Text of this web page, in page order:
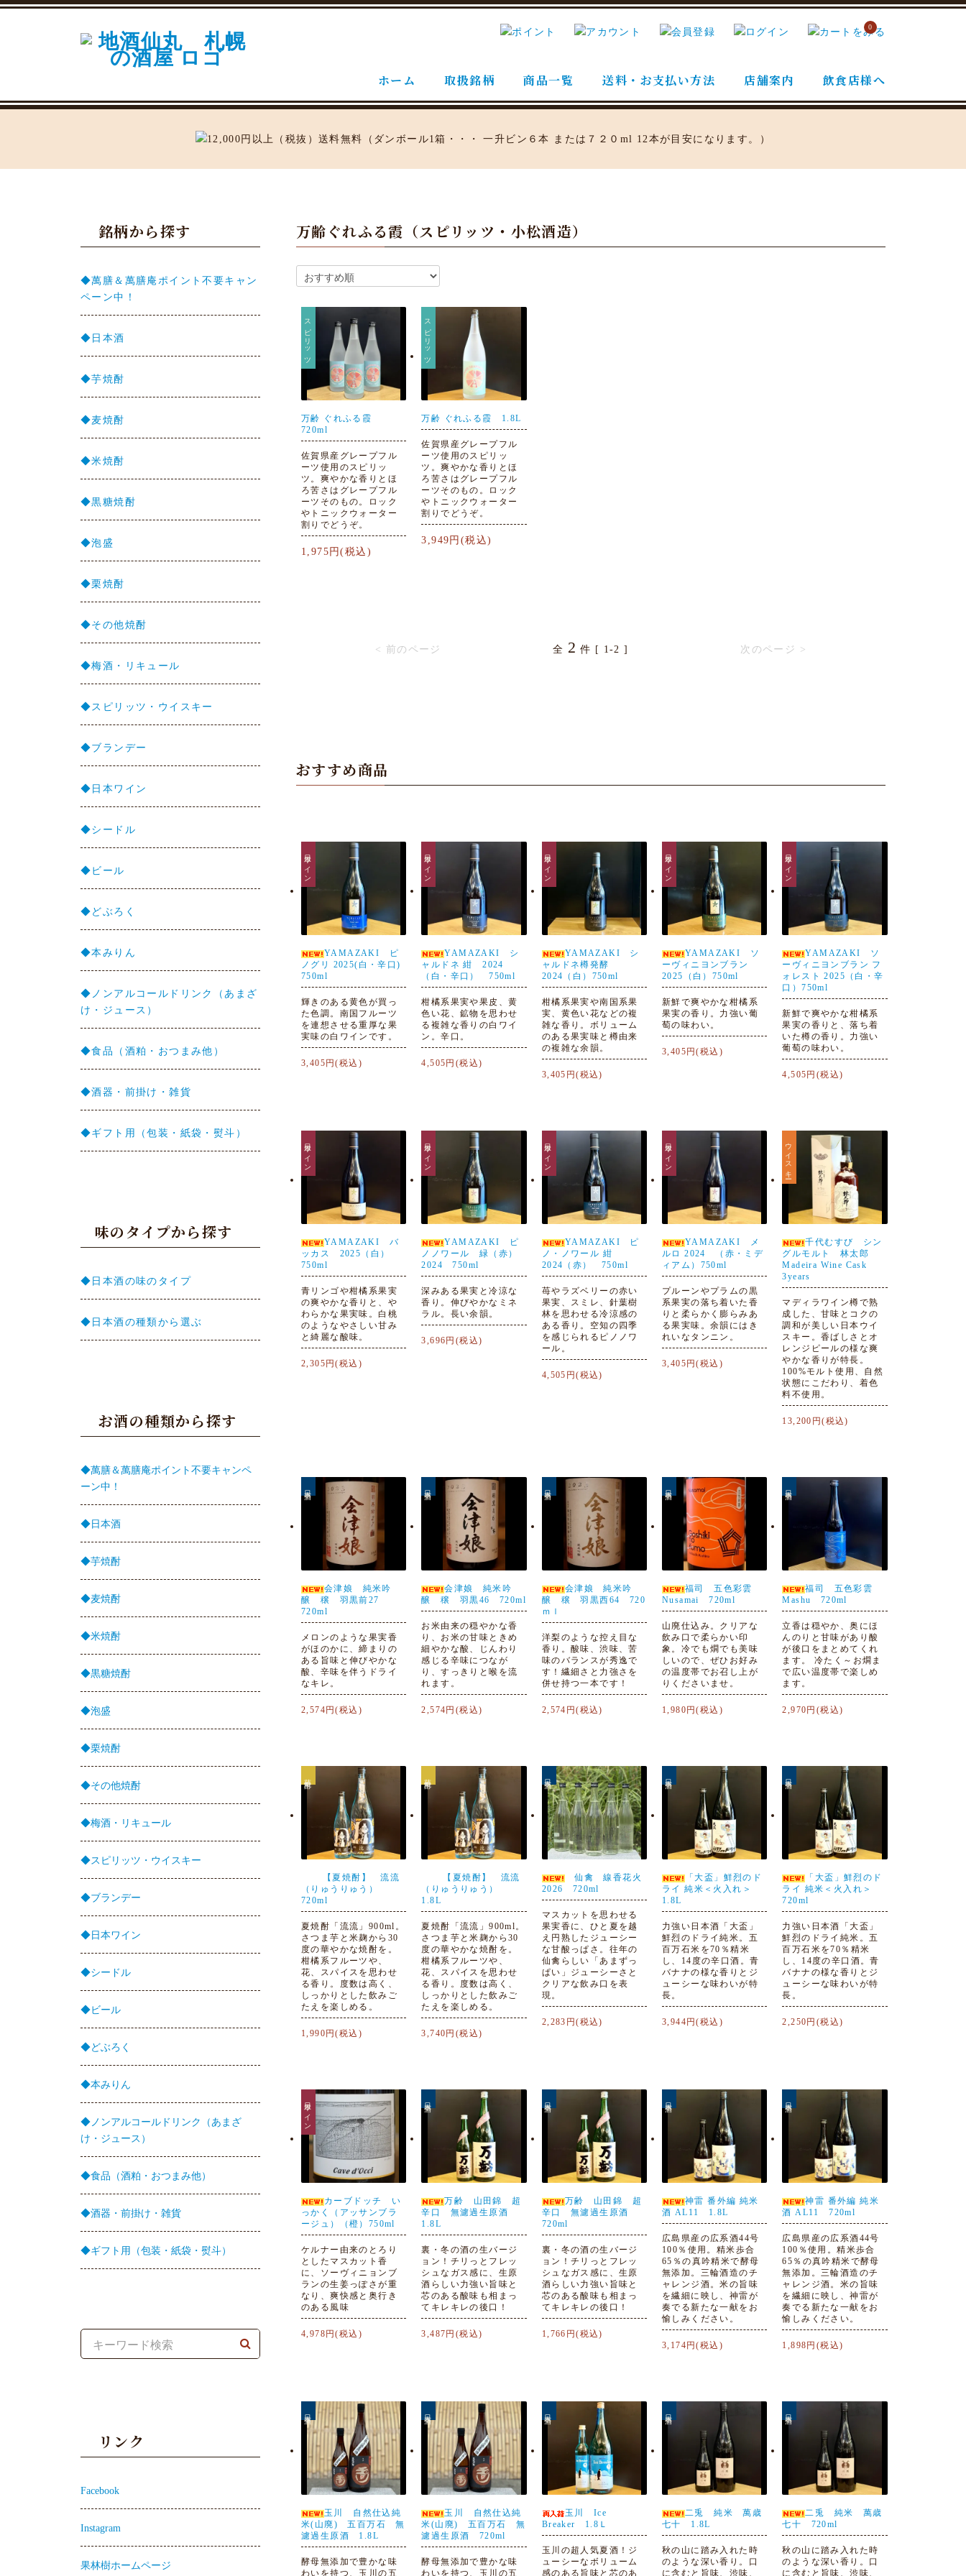
0
ホーム 取扱銘柄 商品一覧 送料・お支払い方法 店舗案内 飲食店様へ
銘柄から探す
◆萬膳＆萬膳庵ポイント不要キャン
ペーン中！
◆日本酒
◆芋焼酎
◆麦焼酎
◆米焼酎
◆黒糖焼酎
◆泡盛
◆栗焼酎
◆その他焼酎
◆梅酒・リキュール
◆スピリッツ・ウイスキー
◆ブランデー
◆日本ワイン
◆シードル
◆ビール
◆どぶろく
◆本みりん
◆ノンアルコールドリンク（あまざ
け・ジュース）
◆食品（酒粕・おつまみ他）
◆酒器・前掛け・雑貨
◆ギフト用（包装・紙袋・熨斗）
味のタイプから探す
◆日本酒の味のタイプ
◆日本酒の種類から選ぶ
お酒の種類から探す
◆萬膳＆萬膳庵ポイント不要キャンペ
ーン中！
◆日本酒
◆芋焼酎
◆麦焼酎
◆米焼酎
◆黒糖焼酎
◆泡盛
◆栗焼酎
◆その他焼酎
◆梅酒・リキュール
◆スピリッツ・ウイスキー
◆ブランデー
◆日本ワイン
◆シードル
◆ビール
◆どぶろく
◆本みりん
◆ノンアルコールドリンク（あまざ
け・ジュース）
◆食品（酒粕・おつまみ他）
◆酒器・前掛け・雑貨
◆ギフト用（包装・紙袋・熨斗）
リンク
Facebook
Instagram
果林樹ホームページ
万齢ぐれふる霞（スピリッツ・小松酒造）
スピリッツ
万齢 ぐれふる霞
720ml
佐賀県産グレープフル
ーツ使用のスピリッ
ツ。爽やかな香りとほ
ろ苦さはグレープフル
ーツそのもの。ロック
やトニックウォーター
割りでどうぞ。
1,975円(税込)
スピリッツ
万齢 ぐれふる霞 1.8L
佐賀県産グレープフル
ーツ使用のスピリッ
ツ。爽やかな香りとほ
ろ苦さはグレープフル
ーツそのもの。ロック
やトニックウォーター
割りでどうぞ。
3,949円(税込)
< 前のページ 次のページ >
全 2 件 [ 1-2 ]
おすすめ商品
日本ワイン
YAMAZAKI ピ
ノグリ 2025(白・辛口)
750ml
輝きのある黄色が買っ
た色調。南国フルーツ
を連想させる重厚な果
実味の白ワインです。
3,405円(税込)
日本ワイン
YAMAZAKI シ
ャルドネ 紺 2024
（白・辛口） 750ml
柑橘系果実や果皮、黄
色い花、鉱物を思わせ
る複雑な香りの白ワイ
ン。辛口。
4,505円(税込)
日本ワイン
YAMAZAKI シ
ャルドネ樽発酵
2024（白）750ml
柑橘系果実や南国系果
実、黄色い花などの複
雑な香り。ボリューム
のある果実味と樽由来
の複雑な余韻。
3,405円(税込)
日本ワイン
YAMAZAKI ソ
ーヴィニヨンブラン
2025（白）750ml
新鮮で爽やかな柑橘系
果実の香り。力強い葡
萄の味わい。
3,405円(税込)
日本ワイン
YAMAZAKI ソ
ーヴィニヨンブラン フ
ォレスト 2025（白・辛
口）750ml
新鮮で爽やかな柑橘系
果実の香りと、落ち着
いた樽の香り。力強い
葡萄の味わい。
4,505円(税込)
日本ワイン
YAMAZAKI バ
ッカス 2025（白）
750ml
青リンゴや柑橘系果実
の爽やかな香りと、や
わらかな果実味。白桃
のようなやさしい甘み
と綺麗な酸味。
2,305円(税込)
日本ワイン
YAMAZAKI ピ
ノノワール 緑（赤）
2024 750ml
深みある果実と冷涼な
香り。伸びやかなミネ
ラル。長い余韻。
3,696円(税込)
日本ワイン
YAMAZAKI ピ
ノ・ノワール 紺
2024（赤） 750ml
苺やラズベリーの赤い
果実、スミレ、針葉樹
林を思わせる冷涼感の
ある香り。空知の四季
を感じられるピノノワ
ール。
4,505円(税込)
日本ワイン
YAMAZAKI メ
ルロ 2024 （赤・ミデ
ィアム）750ml
プルーンやプラムの黒
系果実の落ち着いた香
りと柔らかく膨らみあ
る果実味。余韻にはき
れいなタンニン。
3,405円(税込)
ウイスキー
千代むすび シン
グルモルト 林太郎
Madeira Wine Cask
3years
マディラワイン樽で熟
成した、甘味とコクの
調和が美しい日本ウイ
スキー。香ばしさとオ
レンジピールの様な爽
やかな香りが特長。
100%モルト使用、自然
状態にこだわり、着色
料不使用。
13,200円(税込)
会津娘 純米吟
醸 穣 羽黒前27
720ml
メロンのような果実香
がほのかに、締まりの
ある旨味と伸びやかな
酸、辛味を伴うドライ
なキレ。
2,574円(税込)
会津娘 純米吟
醸 穣 羽黒46 720ml
お米由来の穏やかな香
り、お米の甘味ときめ
細やかな酸、じんわり
感じる辛味につなが
り、すっきりと喉を流
れます。
2,574円(税込)
会津娘 純米吟
醸 穣 羽黒西64 720
ｍｌ
洋梨のような控え目な
香り。酸味、渋味、苦
味のバランスが秀逸で
す！繊細さと力強さを
併せ持つ一本です！
2,574円(税込)
福司 五色彩雲
Nusamai 720ml
山廃仕込み。クリアな
飲み口で柔らかい印
象。冷でも燗でも美味
しいので、ぜひお好み
の温度帯でお召し上が
りくださいませ。
1,980円(税込)
福司 五色彩雲
Mashu 720ml
立香は穏やか、奥にほ
んのりと甘味があり酸
が後口をまとめてくれ
ます。 冷たく～お燗ま
で広い温度帯で楽しめ
ます。
2,970円(税込)
【夏焼酎】 流流
（りゅうりゅう）
720ml
夏焼酎「流流」900ml。
さつま芋と米麹から30
度の華やかな焼酎を。
柑橘系フルーツや、
花、スパイスを思わせ
る香り。度数は高く、
しっかりとした飲みご
たえを楽しめる。
1,990円(税込)
【夏焼酎】 流流
（りゅうりゅう）
1.8L
夏焼酎「流流」900ml。
さつま芋と米麹から30
度の華やかな焼酎を。
柑橘系フルーツや、
花、スパイスを思わせ
る香り。度数は高く、
しっかりとした飲みご
たえを楽しめる。
3,740円(税込)
仙禽 線香花火
2026 720ml
マスカットを思わせる
果実香に、ひと夏を越
え円熟したジューシー
な甘酸っぱさ。往年の
仙禽らしい「あまずっ
ぱい」ジューシーさと
クリアな飲み口を表
現。
2,283円(税込)
「大盃」鮮烈のド
ライ 純米＜火入れ＞
1.8L
力強い日本酒「大盃」
鮮烈のドライ純米。五
百万石米を70％精米
し、14度の辛口酒。青
バナナの様な香りとジ
ューシーな味わいが特
長。
3,944円(税込)
「大盃」鮮烈のド
ライ 純米＜火入れ＞
720ml
力強い日本酒「大盃」
鮮烈のドライ純米。五
百万石米を70％精米
し、14度の辛口酒。青
バナナの様な香りとジ
ューシーな味わいが特
長。
2,250円(税込)
日本ワイン
カーブドッチ い
っかく（アッサンブラ
ージュ）（橙）750ml
ケルナー由来のとろり
としたマスカット香
に、ソーヴィニョンブ
ランの生姜っぽさが重
なり、爽快感と奥行き
のある風味
4,978円(税込)
万齢 山田錦 超
辛口 無濾過生原酒
1.8L
裏・冬の酒の生バージ
ョン！チリっとフレッ
シュなガス感に、生原
酒らしい力強い旨味と
芯のある酸味も相まっ
てキレキレの後口！
3,487円(税込)
万齢 山田錦 超
辛口 無濾過生原酒
720ml
裏・冬の酒の生バージ
ョン！チリっとフレッ
シュなガス感に、生原
酒らしい力強い旨味と
芯のある酸味も相まっ
てキレキレの後口！
1,766円(税込)
神雷 番外編 純米
酒 AL11 1.8L
広島県産の広系酒44号
100％使用。精米歩合
65％の真吟精米で酵母
無添加。三輪酒造のチ
ャレンジ酒。米の旨味
を繊細に映し、神雷が
奏でる新たな一献をお
愉しみください。
3,174円(税込)
神雷 番外編 純米
酒 AL11 720ml
広島県産の広系酒44号
100％使用。精米歩合
65％の真吟精米で酵母
無添加。三輪酒造のチ
ャレンジ酒。米の旨味
を繊細に映し、神雷が
奏でる新たな一献をお
愉しみください。
1,898円(税込)
玉川 自然仕込純
米(山廃) 五百万石 無
濾過生原酒 1.8L
酵母無添加で豊かな味
わいを持つ、玉川の五
玉川 自然仕込純
米(山廃) 五百万石 無
濾過生原酒 720ml
酵母無添加で豊かな味
わいを持つ、玉川の五
玉川 Ice
Breaker 1.8Ｌ
玉川の超人気夏酒！ジ
ューシーなボリューム
感のある旨味と芯のあ
二兎 純米 萬歳
七十 1.8L
秋の山に踏み入れた時
のような深い香り。口
に含むと旨味、渋味、
二兎 純米 萬歳
七十 720ml
秋の山に踏み入れた時
のような深い香り。口
に含むと旨味、渋味、